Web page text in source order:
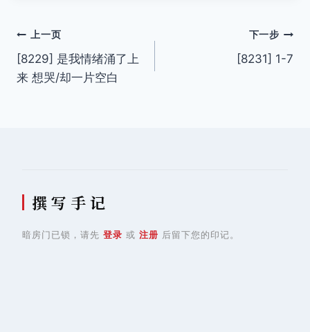
文
章
上一页
[8229] 是我情绪涌了上
来 想哭/却一片空白
下一步
[8231] 1-7
撰 写 手 记
暗房门已锁，请先 登录 或 注册 后留下您的印记。